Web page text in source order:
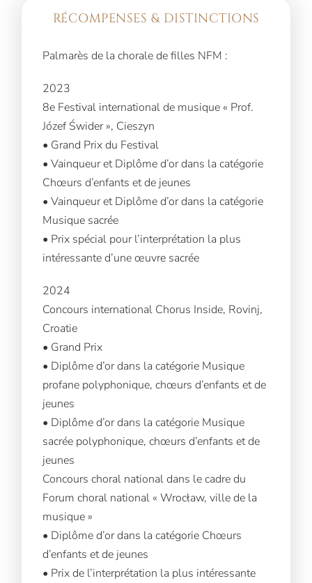
RÉCOMPENSES & DISTINCTIONS
Palmarès de la chorale de filles NFM :
2023
8e Festival international de musique « Prof.
Józef Świder », Cieszyn
• Grand Prix du Festival
• Vainqueur et Diplôme d’or dans la catégorie
Chœurs d’enfants et de jeunes
• Vainqueur et Diplôme d’or dans la catégorie
Musique sacrée
• Prix spécial pour l’interprétation la plus
intéressante d’une œuvre sacrée
2024
Concours international Chorus Inside, Rovinj,
Croatie
• Grand Prix
• Diplôme d’or dans la catégorie Musique
profane polyphonique, chœurs d’enfants et de
jeunes
• Diplôme d’or dans la catégorie Musique
sacrée polyphonique, chœurs d’enfants et de
jeunes
Concours choral national dans le cadre du
Forum choral national « Wrocław, ville de la
musique »
• Diplôme d’or dans la catégorie Chœurs
d’enfants et de jeunes
• Prix de l’interprétation la plus intéressante